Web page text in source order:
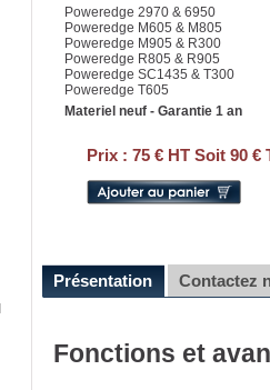
Poweredge 2970 & 6950
Poweredge M605 & M805
Poweredge M905 & R300
Poweredge R805 & R905
Poweredge SC1435 & T300
Poweredge T605
Materiel neuf - Garantie 1 an
Prix : 75 € HT Soit 90 €
Présentation Contactez
Fonctions et